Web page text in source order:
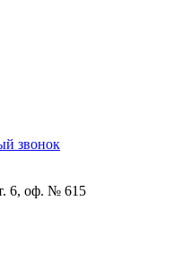
звонок
6, оф. № 615